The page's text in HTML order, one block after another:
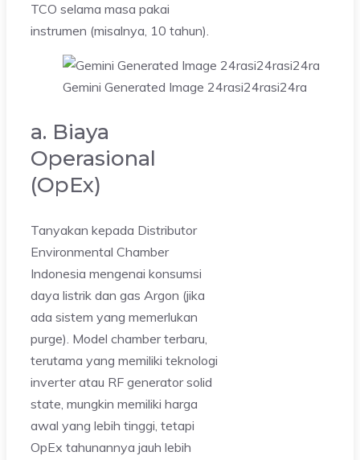
TCO selama masa pakai
instrumen (misalnya, 10 tahun).
Gemini Generated Image 24rasi24rasi24ra
a. Biaya
Operasional
(OpEx)
Tanyakan kepada Distributor
Environmental Chamber
Indonesia mengenai konsumsi
daya listrik dan gas Argon (jika
ada sistem yang memerlukan
purge). Model chamber terbaru,
terutama yang memiliki teknologi
inverter atau RF generator solid
state, mungkin memiliki harga
awal yang lebih tinggi, tetapi
OpEx tahunannya jauh lebih